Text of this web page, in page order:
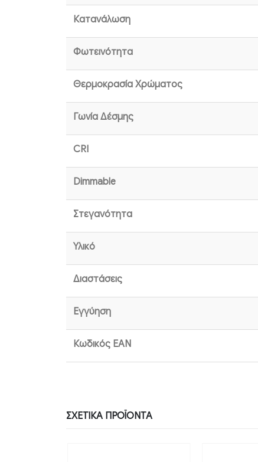
Κατανάλωση
Φωτεινότητα
Θερμοκρασία Χρώματος
Γωνία Δέσμης
CRI
Dimmable
Στεγανότητα
Υλικό
Διαστάσεις
Εγγύηση
Κωδικός EAN
ΣΧΕΤΙΚΆ ΠΡΟΪΌΝΤΑ